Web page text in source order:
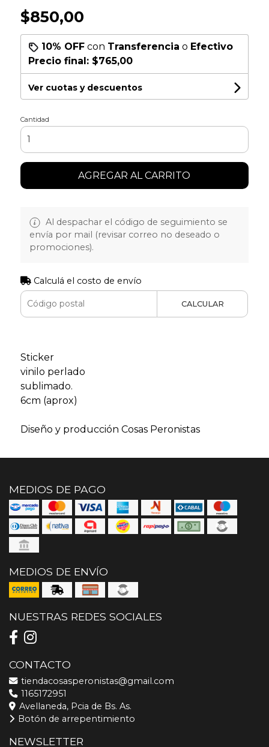
$850,00
10% OFFcon Transferencia o Efectivo
Precio final: $765,00
Ver cuotas y descuentos
Cantidad
AGREGAR AL CARRITO
Al despachar el código de seguimiento se
envía por mail (revisar correo no deseado o
promociones).
Calculá el costo de envío
CALCULAR
Sticker
vinilo perlado
sublimado.
6cm (aprox)
Diseño y producción Cosas Peronistas
MEDIOS DE PAGO
MEDIOS DE ENVÍO
NUESTRAS REDES SOCIALES
CONTACTO
tiendacosasperonistas@gmail.com
1165172951
Avellaneda, Pcia de Bs. As.
Botón de arrepentimiento
NEWSLETTER